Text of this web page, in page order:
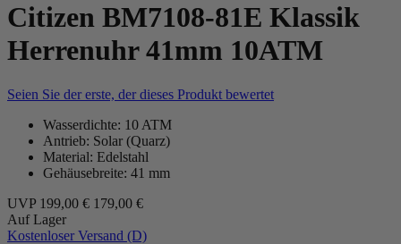
Citizen BM7108-81E Klassik
Herrenuhr 41mm 10ATM
Seien Sie der erste, der dieses Produkt bewertet
Wasserdichte: 10 ATM
Antrieb: Solar (Quarz)
Material: Edelstahl
Gehäusebreite: 41 mm
UVP 199,00 € 179,00 €
Auf Lager
Kostenloser Versand (D)